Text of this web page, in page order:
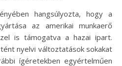
hangsúlyozta, hogy a
az amerikai munkaerő
is támogatva a hazai ipart.
nyelvi változtatások sokakat
ígéretekben egyértelműen